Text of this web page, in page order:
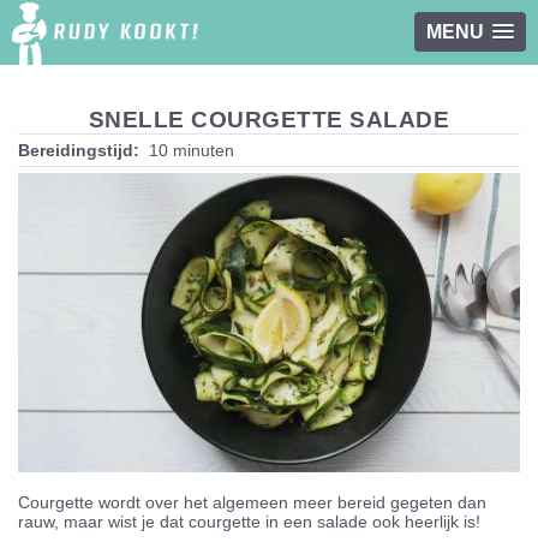
MENU
SNELLE COURGETTE SALADE
Bereidingstijd: 10 minuten
Courgette wordt over het algemeen meer bereid gegeten dan
rauw, maar wist je dat courgette in een salade ook heerlijk is!